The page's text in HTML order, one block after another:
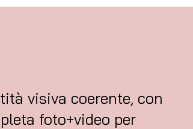
visiva coerente, con
foto+video per